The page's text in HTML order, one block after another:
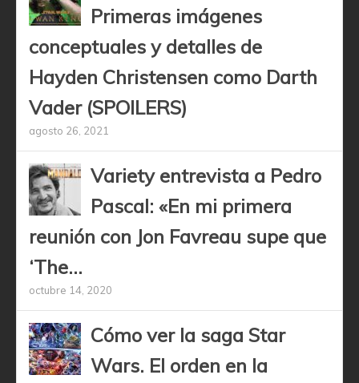
Primeras imágenes
conceptuales y detalles de
Hayden Christensen como Darth
Vader (SPOILERS)
agosto 26, 2021
Variety entrevista a Pedro
Pascal: «En mi primera
reunión con Jon Favreau supe que
‘The...
octubre 14, 2020
Cómo ver la saga Star
Wars. El orden en la